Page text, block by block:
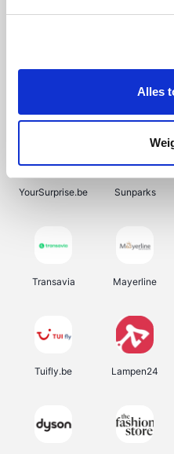
Alles
Shein Get Your Guide
YourSurprise.be Sunparks
Transavia Mayerline
Tuifly.be Lampen24